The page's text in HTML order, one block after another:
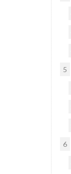
5
6